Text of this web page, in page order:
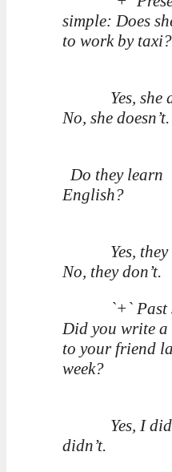
simple: Does
to work by taxi?
Yes, she
No, she doesn’t.
Do they learn
English?
Yes, they
No, they don’t.
`+` Past
Did you write a
to your friend
week?
Yes, I did
didn’t.